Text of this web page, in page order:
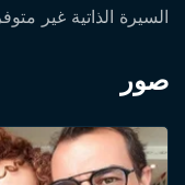
السيرة الذاتية غير متوفرة
صور